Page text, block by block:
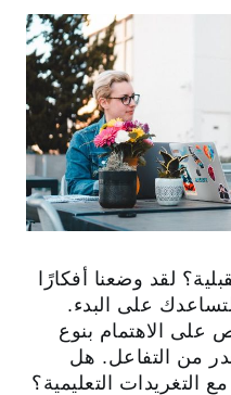
لقد وضعنا أفكارًا
على البدء.
على الاهتمام بنوع
من التفاعل. هل
التغريدات التعليمية؟